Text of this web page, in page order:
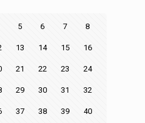
5 6 7 8
13 14 15 16
21 22 23 24
29 30 31 32
37 38 39 40